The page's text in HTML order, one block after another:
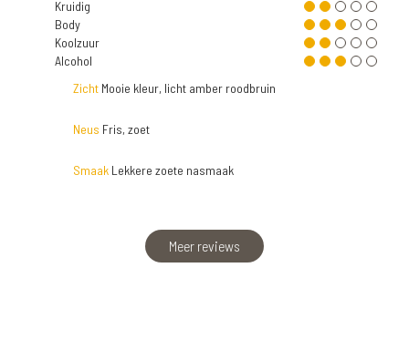
Kruidig
Body
Koolzuur
Alcohol
Zicht Mooie kleur, licht amber roodbruin
Neus Fris, zoet
Smaak Lekkere zoete nasmaak
Meer reviews